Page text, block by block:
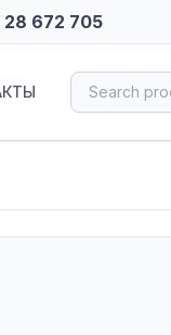
28 672 705
Search for: